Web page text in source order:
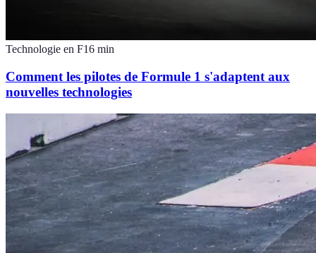
Technologie en F16 min
Comment les pilotes de Formule 1 s'adaptent aux
nouvelles technologies